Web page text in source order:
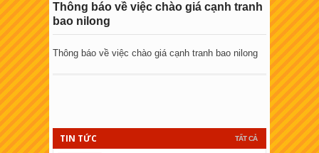
Thông báo về việc chào giá cạnh tranh
bao nilong
Thông báo về việc chào giá cạnh tranh bao nilong
TẤT CẢ
TIN TỨC